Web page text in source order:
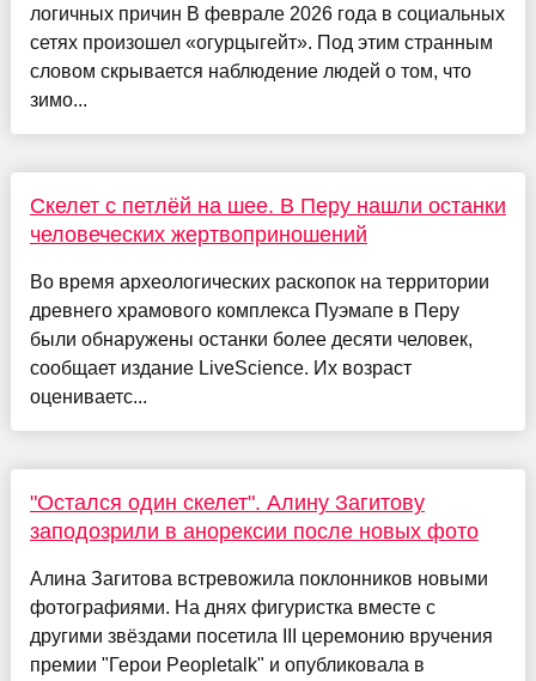
логичных причин В феврале 2026 года в социальных
сетях произошел «огурцыгейт». Под этим странным
словом скрывается наблюдение людей о том, что
зимо...
Скелет с петлёй на шее. В Перу нашли останки
человеческих жертвоприношений
Во время археологических раскопок на территории
древнего храмового комплекса Пуэмапе в Перу
были обнаружены останки более десяти человек,
сообщает издание LiveScience. Их возраст
оцениваетс...
"Остался один скелет". Алину Загитову
заподозрили в анорексии после новых фото
Алина Загитова встревожила поклонников новыми
фотографиями. На днях фигуристка вместе с
другими звёздами посетила III церемонию вручения
премии "Герои Peopletalk" и опубликовала в